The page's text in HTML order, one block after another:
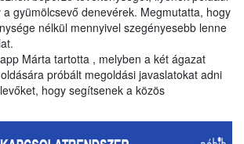
gyümölcsevő denevérek. Megmutatta, hogy
nélkül mennyivel szegényesebb lenne
Márta tartotta , melyben a két ágazat
próbált megoldási javaslatokat adni
hogy segítsenek a közös